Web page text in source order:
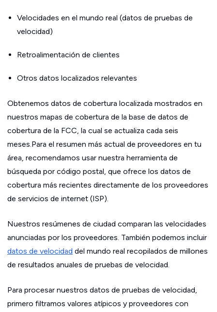
Velocidades en el mundo real (datos de pruebas de
velocidad)
Retroalimentación de clientes
Otros datos localizados relevantes
Obtenemos datos de cobertura localizada mostrados en
nuestros mapas de cobertura de la base de datos de
cobertura de la FCC, la cual se actualiza cada seis
meses.Para el resumen más actual de proveedores en tu
área, recomendamos usar nuestra herramienta de
búsqueda por código postal, que ofrece los datos de
cobertura más recientes directamente de los proveedores
de servicios de internet (ISP).
Nuestros resúmenes de ciudad comparan las velocidades
anunciadas por los proveedores. También podemos incluir
datos de velocidad del mundo real recopilados de millones
de resultados anuales de pruebas de velocidad.
Para procesar nuestros datos de pruebas de velocidad,
primero filtramos valores atípicos y proveedores con